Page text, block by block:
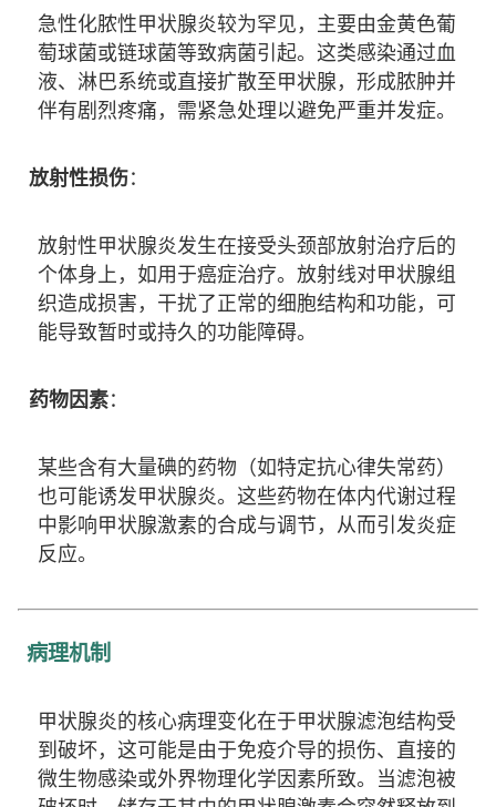
急性化脓性甲状腺炎较为罕见，主要由金黄色葡
萄球菌或链球菌等致病菌引起。这类感染通过血
液、淋巴系统或直接扩散至甲状腺，形成脓肿并
伴有剧烈疼痛，需紧急处理以避免严重并发症。
放射性损伤：
放射性甲状腺炎发生在接受头颈部放射治疗后的
个体身上，如用于癌症治疗。放射线对甲状腺组
织造成损害，干扰了正常的细胞结构和功能，可
能导致暂时或持久的功能障碍。
药物因素：
某些含有大量碘的药物（如特定抗心律失常药）
也可能诱发甲状腺炎。这些药物在体内代谢过程
中影响甲状腺激素的合成与调节，从而引发炎症
反应。
病理机制
甲状腺炎的核心病理变化在于甲状腺滤泡结构受
到破坏，这可能是由于免疫介导的损伤、直接的
微生物感染或外界物理化学因素所致。当滤泡被